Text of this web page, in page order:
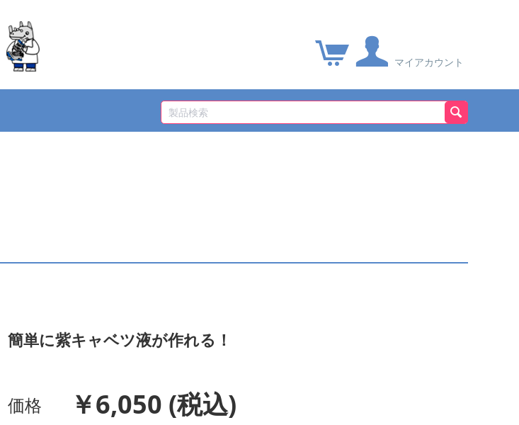
マイアカウント
簡単に紫キャベツ液が作れる！
価格 ￥6,050 (税込)